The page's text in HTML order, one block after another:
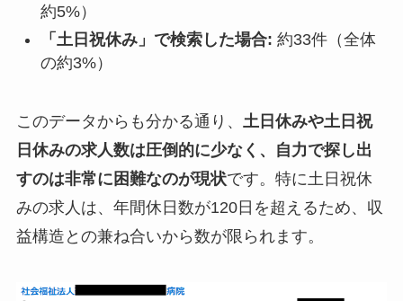
約5%）
「土日祝休み」で検索した場合: 約33件（全体
の約3%）
このデータからも分かる通り、
土日休みや土日祝
日休みの求人数は圧倒的に少なく、自力で探し出
すのは非常に困難なのが現状です。特に土日祝休
みの求人は、年間休日数が120日を超えるため、収
益構造との兼ね合いから数が限られます。